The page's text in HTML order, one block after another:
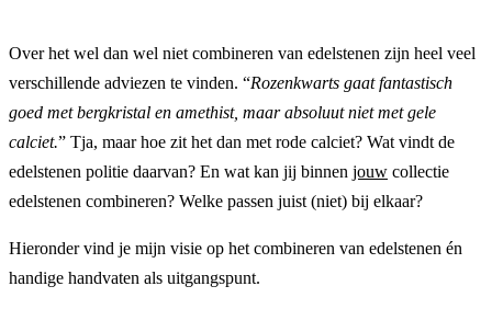
Over het wel dan wel niet combineren van edelstenen zijn heel veel
verschillende adviezen te vinden. “Rozenkwarts gaat fantastisch
goed met bergkristal en amethist, maar absoluut niet met gele
calciet.” Tja, maar hoe zit het dan met rode calciet? Wat vindt de
edelstenen politie daarvan? En wat kan jij binnen jouw collectie
edelstenen combineren? Welke passen juist (niet) bij elkaar?
Hieronder vind je mijn visie op het combineren van edelstenen én
handige handvaten als uitgangspunt.